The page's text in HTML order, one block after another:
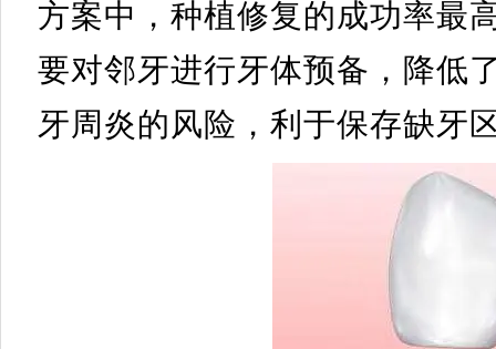
方案中，种植修复的成功率最
要对邻牙进行牙体预备，降低
牙周炎的风险，利于保存缺牙